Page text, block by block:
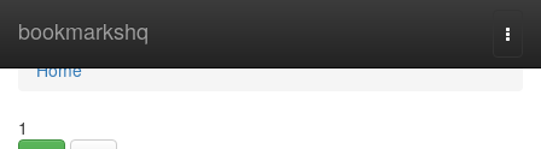
bookmarkshq
Home
Home
1